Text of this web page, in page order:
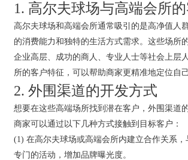
1. 高尔夫球场与高端会所
高尔夫球场和高端会所通常吸引的是高净值人
的消费能力和独特的生活方式需求。这些场所
企业高层、成功的商人、专业人士等社会上层
所的客户特征，可以帮助商家更精准地定位自
2. 外围渠道的开发方式
想要在这些高端场所找到潜在客户，外围渠道
商家可以通过以下几种方式接触到目标客户：
(1) 在高尔夫球场或高端会所内建立合作关系
专门的活动，增加品牌曝光度。